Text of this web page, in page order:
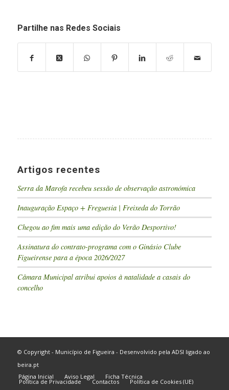
Partilhe nas Redes Sociais
Artigos recentes
Serra da Marofa recebeu sessão de observação astronómica
Inauguração Espaço + Freguesia | Freixeda do Torrão
Chegou ao fim mais uma edição do Verão Desportivo!
Assinatura do contrato-programa com o Ginásio Clube
Figueirense para a época 2026/2027
Câmara Municipal atribui apoios à natalidade a casais do
concelho
© Copyright - Município de Figueira - Desenvolvido pela ADSI ligado ao
beira.pt
Página Inicial
Aviso Legal Ficha Técnica
Política de Privacidade Contactos Política de Cookies (UE)